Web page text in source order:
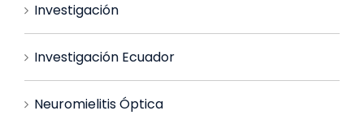
Investigación
Investigación Ecuador
Neuromielitis Óptica